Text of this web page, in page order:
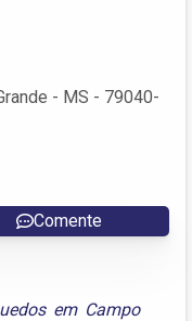
- MS - 79040-
Comente
em Campo